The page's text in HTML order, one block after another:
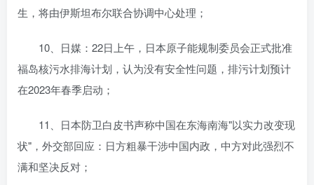
生，将由伊斯坦布尔联合协调中心处理；
10、日媒：22日上午，日本原子能规制委员会正式批准
福岛核污水排海计划，认为没有安全性问题，排污计划预计
在2023年春季启动；
11、日本防卫白皮书声称中国在东海南海"以实力改变现
状"，外交部回应：日方粗暴干涉中国内政，中方对此强烈不
满和坚决反对；